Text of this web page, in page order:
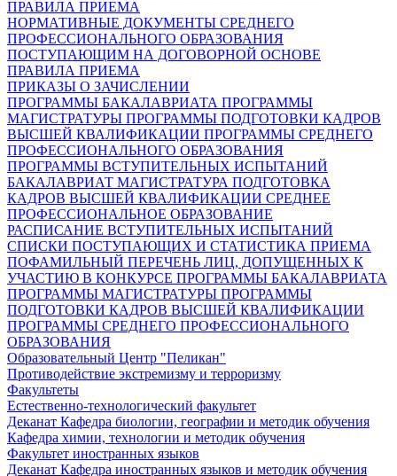
ПРАВИЛА ПРИЕМА
НОРМАТИВНЫЕ ДОКУМЕНТЫ СРЕДНЕГО
ПРОФЕССИОНАЛЬНОГО ОБРАЗОВАНИЯ
ПОСТУПАЮЩИМ НА ДОГОВОРНОЙ ОСНОВЕ
ПРАВИЛА ПРИЕМА
ПРИКАЗЫ О ЗАЧИСЛЕНИИ
ПРОГРАММЫ БАКАЛАВРИАТА ПРОГРАММЫ
МАГИСТРАТУРЫ ПРОГРАММЫ ПОДГОТОВКИ КАДРОВ
ВЫСШЕЙ КВАЛИФИКАЦИИ ПРОГРАММЫ СРЕДНЕГО
ПРОФЕССИОНАЛЬНОГО ОБРАЗОВАНИЯ
ПРОГРАММЫ ВСТУПИТЕЛЬНЫХ ИСПЫТАНИЙ
БАКАЛАВРИАТ МАГИСТРАТУРА ПОДГОТОВКА
КАДРОВ ВЫСШЕЙ КВАЛИФИКАЦИИ СРЕДНЕЕ
ПРОФЕССИОНАЛЬНОЕ ОБРАЗОВАНИЕ
РАСПИСАНИЕ ВСТУПИТЕЛЬНЫХ ИСПЫТАНИЙ
СПИСКИ ПОСТУПАЮЩИХ И СТАТИСТИКА ПРИЕМА
ПОФАМИЛЬНЫЙ ПЕРЕЧЕНЬ ЛИЦ, ДОПУЩЕННЫХ К
УЧАСТИЮ В КОНКУРСЕ ПРОГРАММЫ БАКАЛАВРИАТА
ПРОГРАММЫ МАГИСТРАТУРЫ ПРОГРАММЫ
ПОДГОТОВКИ КАДРОВ ВЫСШЕЙ КВАЛИФИКАЦИИ
ПРОГРАММЫ СРЕДНЕГО ПРОФЕССИОНАЛЬНОГО
ОБРАЗОВАНИЯ
Образовательный Центр "Пеликан"
Противодействие экстремизму и терроризму
Факультеты
Естественно-технологический факультет
Деканат Кафедра биологии, географии и методик обучения
Кафедра химии, технологии и методик обучения
Факультет иностранных языков
Деканат Кафедра иностранных языков и методик обучения